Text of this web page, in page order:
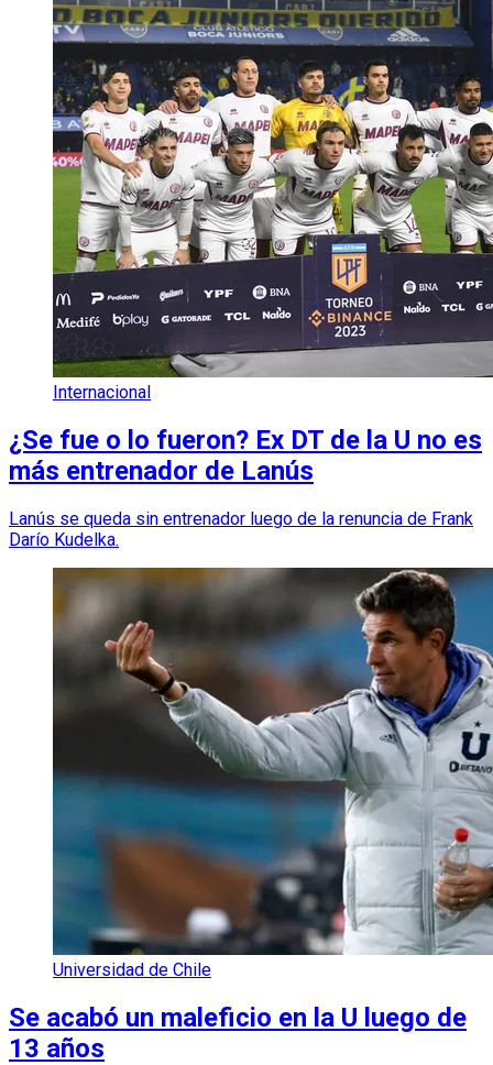
Internacional
¿Se fue o lo fueron? Ex DT de la U no es
más entrenador de Lanús
Lanús se queda sin entrenador luego de la renuncia de Frank
Darío Kudelka.
Universidad de Chile
Se acabó un maleficio en la U luego de
13 años